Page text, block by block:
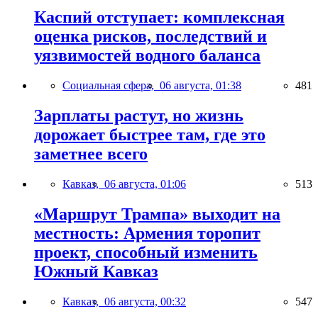
Каспий отступает: комплексная
оценка рисков, последствий и
уязвимостей водного баланса
Социальная сфера, 06 августа, 01:38 481
Зарплаты растут, но жизнь
дорожает быстрее там, где это
заметнее всего
Кавказ, 06 августа, 01:06 513
«Маршрут Трампа» выходит на
местность: Армения торопит
проект, способный изменить
Южный Кавказ
Кавказ, 06 августа, 00:32 547